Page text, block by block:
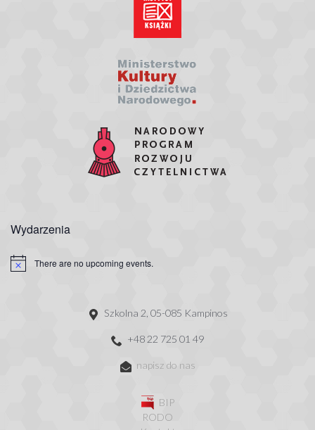
Wydarzenia
There are no upcoming events.
Szkolna 2, 05-085 Kampinos
+48 22 725 01 49
napisz do nas
BIP
RODO